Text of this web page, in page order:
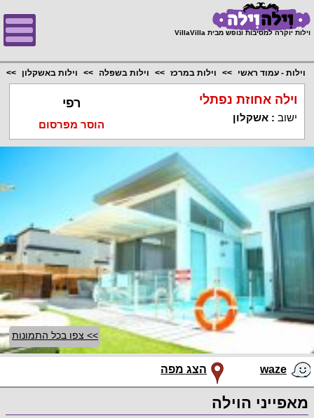
וילות יוקרה למסיבות ונופש מבית VillaVilla
וילות - עמוד ראשי וילות במרכז וילות בשפלה וילות באשקלון
וילה אחוזת נפתלי
ישוב :אשקלון
רפי
הוסר מפרסום
>> צפו בכל התמונות
waze הצג מפה
מאפייני הוילה